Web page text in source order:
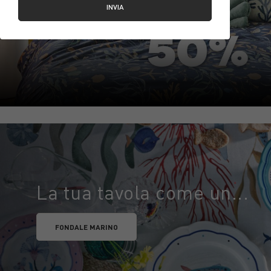
La tua tavola come un...
FONDALE MARINO
INVIA